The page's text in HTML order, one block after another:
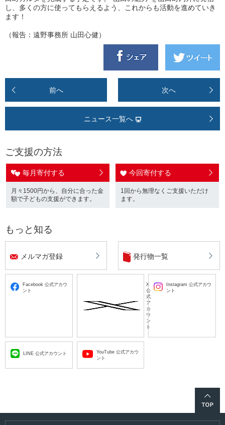
し、多くの方に使ってもらえるよう、これからも活動を進めていき
ます！
（報告：遠野事務所 山田心健）
前へ 次へ
ニュース一覧へ
ご支援の方法
毎月寄付する
月々1500円から、自分に合った金
額で子どもの支援ができます。
今回寄付する
1回から無理なくご支援いただけ
ます。
もっと知る
メルマガ登録 発行物一覧
Facebook 公式アカウ
ント
X
公
式
ア
カ
ウ
ン
ト
Instagram 公式アカウ
ント
LINE 公式アカウント
YouTube 公式アカウ
ント